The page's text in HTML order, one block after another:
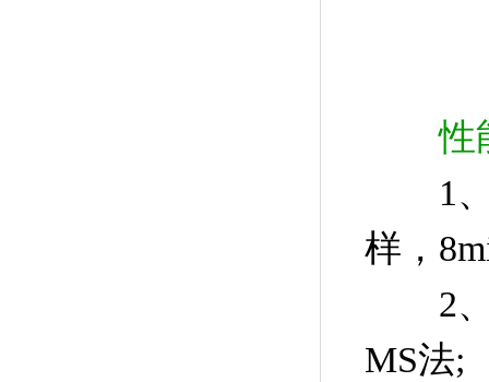
性
1、
样，
2、
MS法;